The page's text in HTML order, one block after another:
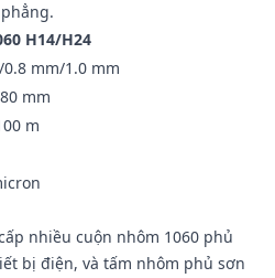
H14/H24
mm/1.0 mm
mm
m
nhiều cuộn nhôm 1060 phủ
bị điện, và tấm nhôm phủ sơn